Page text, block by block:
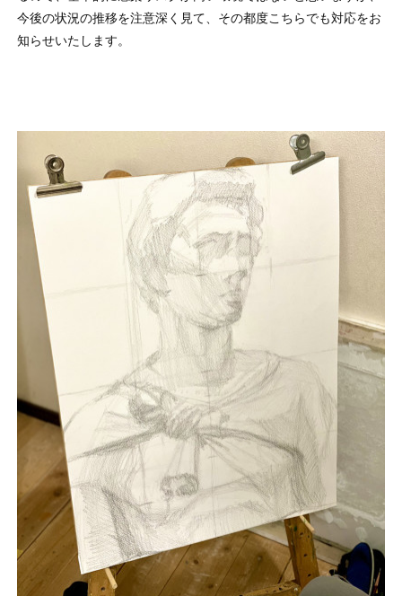
今後の状況の推移を注意深く見て、その都度こちらでも対応をお
知らせいたします。